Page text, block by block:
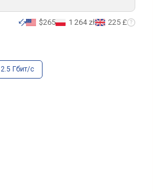
$265 1 264 zł 225 £
2.5 Гбит/с